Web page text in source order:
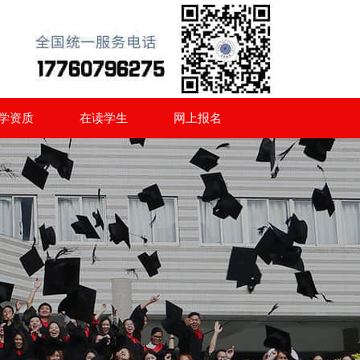
资质 在读学生 网上报名